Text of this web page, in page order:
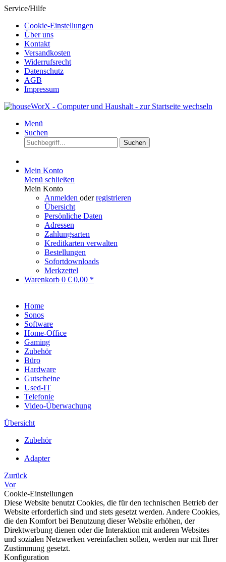
Service/Hilfe
Cookie-Einstellungen
Über uns
Kontakt
Versandkosten
Widerrufsrecht
Datenschutz
AGB
Impressum
Menü
Suchen
Suchen
Mein Konto
Menü schließen
Mein Konto
Anmelden oderregistrieren
Übersicht
Persönliche Daten
Adressen
Zahlungsarten
Kreditkarten verwalten
Bestellungen
Sofortdownloads
Merkzettel
Warenkorb 0 € 0,00 *
Home
Sonos
Software
Home-Office
Gaming
Zubehör
Büro
Hardware
Gutscheine
Used-IT
Telefonie
Video-Überwachung
Übersicht
Zubehör
Adapter
Zurück
Vor
Cookie-Einstellungen
Diese Website benutzt Cookies, die für den technischen Betrieb der
Website erforderlich sind und stets gesetzt werden. Andere Cookies,
die den Komfort bei Benutzung dieser Website erhöhen, der
Direktwerbung dienen oder die Interaktion mit anderen Websites
und sozialen Netzwerken vereinfachen sollen, werden nur mit Ihrer
Zustimmung gesetzt.
Konfiguration